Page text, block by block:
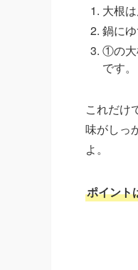
大根
鍋に
①の大
です。
これだけ
味がしっ
よ。
ポイント